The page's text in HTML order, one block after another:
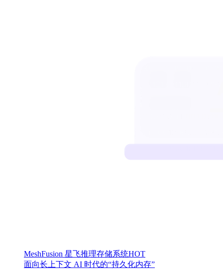
MeshFusion 星飞推理存储系统HOT
面向长上下文 AI 时代的“持久化内存”